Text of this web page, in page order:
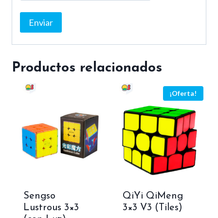
Productos relacionados
Sengso
Lustrous 3×3
¡Oferta!
QiYi QiMeng
3×3 V3 (Tiles)